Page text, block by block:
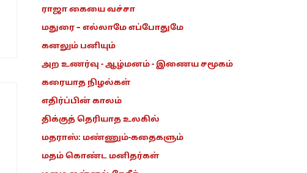
ராஜா கையை வச்சா
மதுரை – எல்லாமே எப்போதுமே
கனலும் பனியும்
அற உணர்வு - ஆழ்மனம் - இணைய சமூகம்
கரையாத நிழல்கள்
எதிர்ப்பின் காலம்
திக்குத் தெரியாத உலகில்
மதராஸ்: மண்ணும்-கதைகளும்
மதம் கொண்ட மனிதர்கள்